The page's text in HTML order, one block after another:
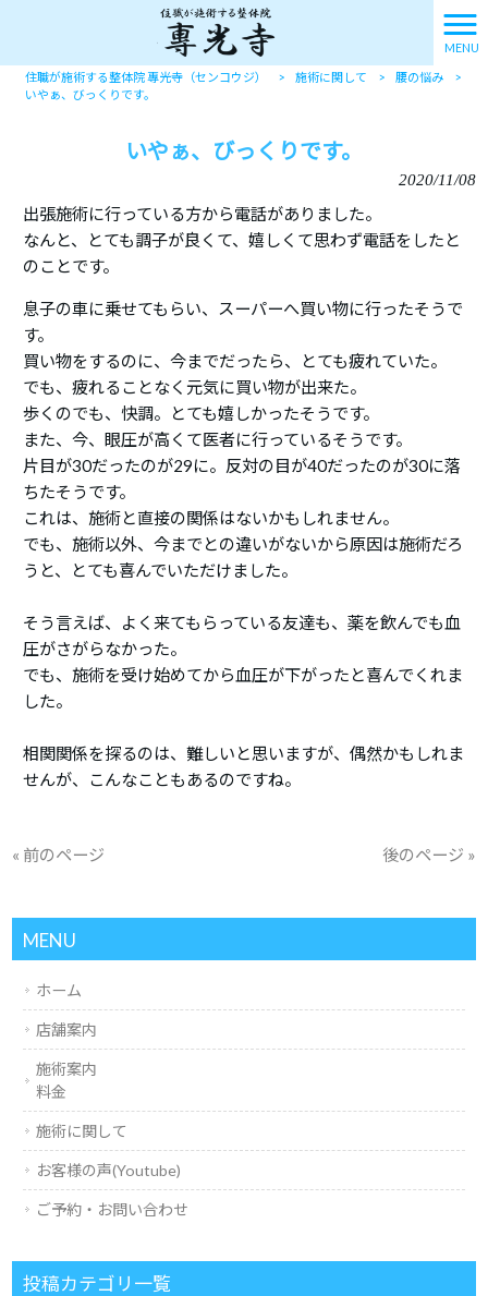
MENU
住職が施術する整体院 專光寺（センコウジ） > 施術に関して > 腰の悩み
>
いやぁ、びっくりです。
いやぁ、びっくりです。
2020/11/08
出張施術に行っている方から電話がありました。
なんと、とても調子が良くて、嬉しくて思わず電話をしたと
のことです。
息子の車に乗せてもらい、スーパーへ買い物に行ったそうで
す。
買い物をするのに、今までだったら、とても疲れていた。
でも、疲れることなく元気に買い物が出来た。
歩くのでも、快調。とても嬉しかったそうです。
また、今、眼圧が高くて医者に行っているそうです。
片目が30だったのが29に。反対の目が40だったのが30に落
ちたそうです。
これは、施術と直接の関係はないかもしれません。
でも、施術以外、今までとの違いがないから原因は施術だろ
うと、とても喜んでいただけました。
そう言えば、よく来てもらっている友達も、薬を飲んでも血
圧がさがらなかった。
でも、施術を受け始めてから血圧が下がったと喜んでくれま
した。
相関関係を探るのは、難しいと思いますが、偶然かもしれま
せんが、こんなこともあるのですね。
« 前のページ 後のページ »
MENU
ホーム
店舗案内
施術案内
料金
施術に関して
お客様の声(Youtube)
ご予約・お問い合わせ
投稿カテゴリ一覧